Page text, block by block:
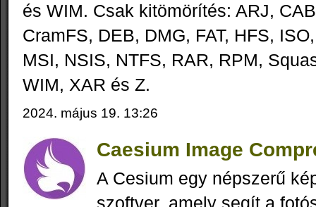
és WIM. Csak kitömörítés: ARJ,
CramFS, DEB, DMG, FAT, HFS,
MSI, NSIS, NTFS, RAR, RPM,
WIM, XAR és Z.
2024. május 19. 13:26
Caesium Image
A Cesium egy népszerű
szoftver, amely segít a